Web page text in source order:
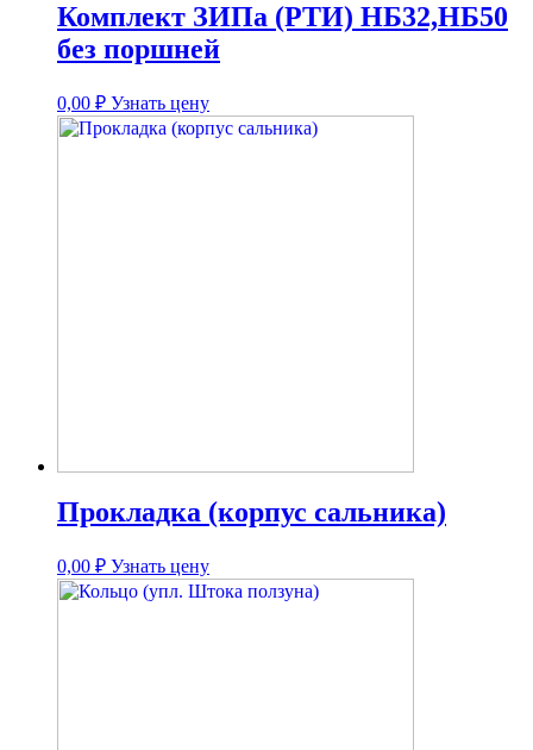
Комплект ЗИПа (РТИ) НБ32,НБ50
без поршней
0,00 ₽ Узнать цену
Прокладка (корпус сальника)
0,00 ₽ Узнать цену